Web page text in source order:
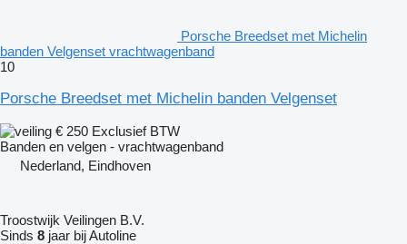
Porsche Breedset met Michelin
banden Velgenset vrachtwagenband
10
Porsche Breedset met Michelin banden Velgenset
€ 250 Exclusief BTW
Banden en velgen - vrachtwagenband
Nederland, Eindhoven
Troostwijk Veilingen B.V.
Sinds 8 jaar bij Autoline